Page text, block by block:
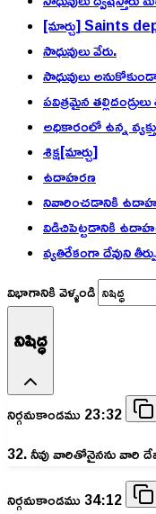
[మార్చు] Saints
సాధువులు వేరు.
సాధువులు
పవిత్రమైన
అధికారంలో ఉన్న
శిక్ష[మార్చు]
ఉదాహరణ
నివారించడానికి
విడిచిపెట్టడానికి
వ్యతిరేకంగా దేవుని
విభాగానికి వెళ్ళండి
నిషిద్ధ
నిర్గమకాండము 23:32
32. నీవు వారితోనైనను వారి
నిర్గమకాండము 34:12